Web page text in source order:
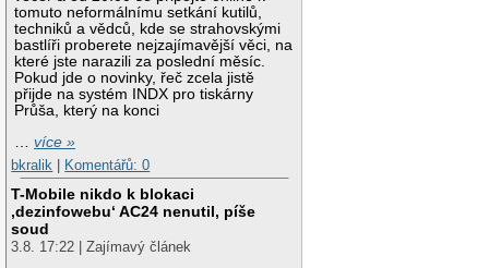
tomuto neformálnímu setkání kutilů,
techniků a vědců, kde se strahovskými
bastlíři proberete nejzajímavější věci, na
které jste narazili za poslední měsíc.
Pokud jde o novinky, řeč zcela jistě
přijde na systém INDX pro tiskárny
Průša, který na konci
…více »
bkralik
Komentářů: 0
T-Mobile nikdo k blokaci
‚dezinfowebu‘ AC24 nenutil, píše
soud
3.8. 17:22 | Zajímavý článek